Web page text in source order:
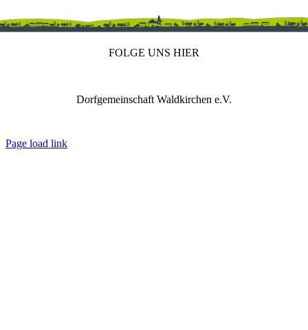
FOLGE UNS HIER
Dorfgemeinschaft Waldkirchen e.V.
Page load link